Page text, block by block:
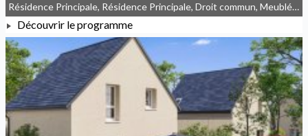
À PARTIR DE 183 900,00 €
Résidence Principale, Résidence Principale, Droit commun, Meublé non géré, JEANBRUN
Découvrir le programme